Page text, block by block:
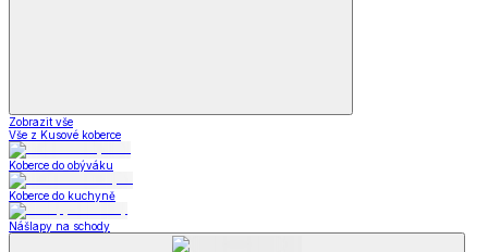
Zobrazit vše
Vše z Kusové koberce
Koberce do obýváku
Koberce do kuchyně
Nášlapy na schody